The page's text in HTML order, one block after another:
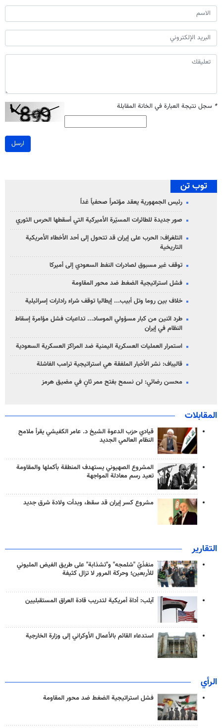
* سجل نتيجة العبارة في الخانة المقابلة
ارسل
توب تن
رئيس الجمهورية يعقد مؤتمراً صحفياً غداً
صور جديدة للطائرات المسيّرة الأميركية التي أسقطها الحرس الثوري
التلغراف: الحرب على إيران قد تتحول إلى أحد الأخطاء الأمريكية
التاريخية
توقف غير مسبوق لصادرات النفط السعودي إلى أميركا
فشل استراتيجية الضغط ضد محور المقاومة
خلاف بين روما وتل أبيب... إيطاليا توقف شراء رادارات إسرائيلية
طرد اثنين من كبار مسؤولي الموساد... تداعيات فشل مؤامرة إسقاط
النظام في إيران
استمرار العمليات العسكرية اليمنية ضد المراكز العسكرية السعودية
قاليباف: نشر الأخبار الملفقة هي استراتيجية ترامب الفاشلة
محسن رضائي: لن نسمح بفتح ممر ثانٍ في مضيق هرمز
المقابلات
قيادي حزب الدعوة الشيخ د. عامر الكفيشي يقرأ ملامح
النظام العالمي الجديد
المشروع الصهيوني يستهدف المنطقة بأكملها والمقاومة
تعيد رسم معادلة المواجهة
مشروع كسر إيران قد سقط، وبدأت ولادة شرق جديد
التقارير
منفذَيّ "شلمجه" و"تشذابة" على طريق الفيض المليوني
للأربعين؛ وحركة المرور لا تزال كثيفة
آيلب: أداة أمريكية لتدريب قادة العراق المستقبليين
استدعاء القائم بالأعمال الأوكراني إلى وزارة الخارجية
الرأي
فشل استراتيجية الضغط ضد محور المقاومة